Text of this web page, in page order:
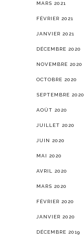
MARS 2021
FÉVRIER 2021
JANVIER 2021
DÉCEMBRE 2020
NOVEMBRE 2020
OCTOBRE 2020
SEPTEMBRE 2020
AOÛT 2020
JUILLET 2020
JUIN 2020
MAI 2020
AVRIL 2020
MARS 2020
FÉVRIER 2020
JANVIER 2020
DÉCEMBRE 2019